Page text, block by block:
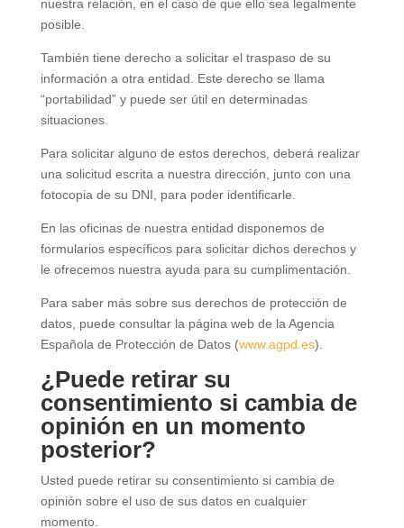
nuestra relación, en el caso de que ello sea legalmente
posible.
También tiene derecho a solicitar el traspaso de su
información a otra entidad. Este derecho se llama
“portabilidad” y puede ser útil en determinadas
situaciones.
Para solicitar alguno de estos derechos, deberá realizar
una solicitud escrita a nuestra dirección, junto con una
fotocopia de su DNI, para poder identificarle.
En las oficinas de nuestra entidad disponemos de
formularios específicos para solicitar dichos derechos y
le ofrecemos nuestra ayuda para su cumplimentación.
Para saber más sobre sus derechos de protección de
datos, puede consultar la página web de la Agencia
Española de Protección de Datos (www.agpd.es).
¿Puede retirar su
consentimiento si cambia de
opinión en un momento
posterior?
Usted puede retirar su consentimiento si cambia de
opinión sobre el uso de sus datos en cualquier
momento.